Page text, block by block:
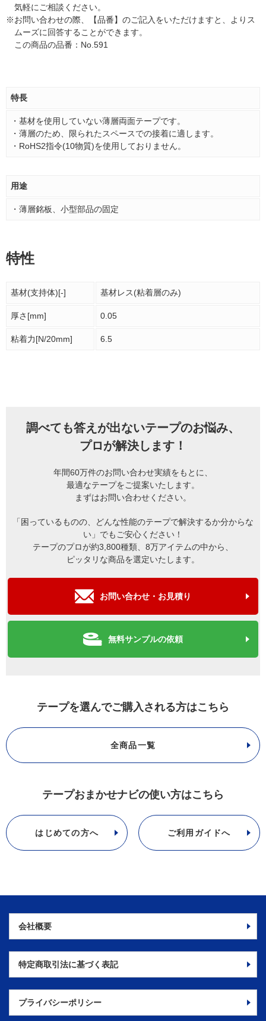
気軽にご相談ください。
※お問い合わせの際、【品番】のご記入をいただけますと、よりス
ムーズに回答することができます。
この商品の品番：No.591
特長
・基材を使用していない薄層両面テープです。
・薄層のため、限られたスペースでの接着に適します。
・RoHS2指令(10物質)を使用しておりません。
用途
・薄層銘板、小型部品の固定
特性
基材(支持体)[-] 基材レス(粘着層のみ)
厚さ[mm] 0.05
粘着力[N/20mm] 6.5
調べても答えが出ないテープのお悩み、
プロが解決します！
年間60万件のお問い合わせ実績をもとに、
最適なテープをご提案いたします。
まずはお問い合わせください。
「困っているものの、どんな性能のテープで解決するか分からな
い」でもご安心ください！
テープのプロが約3,800種類、8万アイテムの中から、
ピッタリな商品を選定いたします。
お問い合わせ・お見積り
無料サンプルの依頼
テープを選んでご購入される方はこちら
全商品一覧
テープおまかせナビの使い方はこちら
はじめての方へ ご利用ガイドへ
会社概要
特定商取引法に基づく表記
プライバシーポリシー